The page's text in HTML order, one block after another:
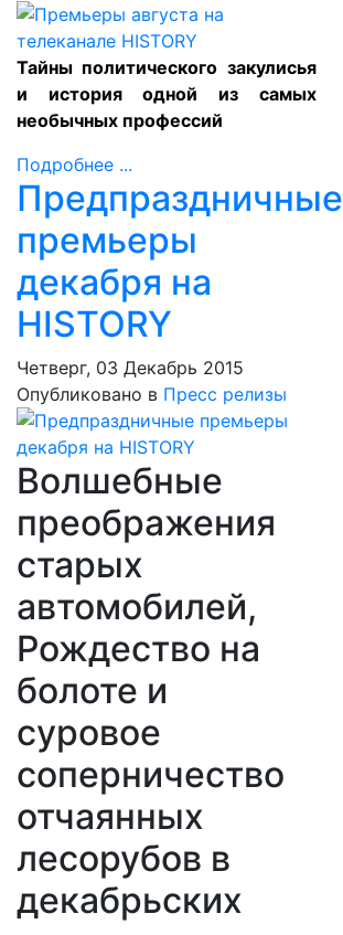
Тайны политического закулисья
и история одной из самых
необычных профессий
Подробнее ...
Предпраздничные
премьеры
декабря на
HISTORY
Четверг, 03 Декабрь 2015
Опубликовано в Пресс релизы
Волшебные
преображения
старых
автомобилей,
Рождество на
болоте и
суровое
соперничество
отчаянных
лесорубов в
декабрьских